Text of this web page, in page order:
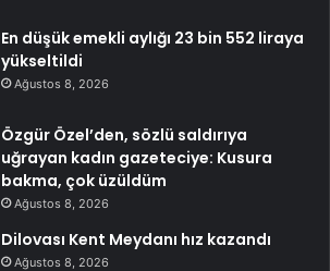
En düşük emekli aylığı 23 bin 552 liraya
yükseltildi
Ağustos 8, 2026
Özgür Özel’den, sözlü saldırıya
uğrayan kadın gazeteciye: Kusura
bakma, çok üzüldüm
Ağustos 8, 2026
Dilovası Kent Meydanı hız kazandı
Ağustos 8, 2026